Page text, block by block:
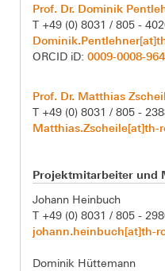
Prof. Dr. Dominik
T +49 (0) 8031 / 805 -
ORCID iD: 0009-0008-
Prof. Dr. Matthias
T +49 (0) 8031 / 805 -
Matthias.Zscheile[at]th-
Projektmitarbeiter und
Johann Heinbuch
T +49 (0) 8031 / 805 -
johann.heinbuch[at]th-
Dominik Hüttemann